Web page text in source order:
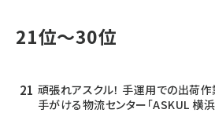
21位～30位
頑張れアスクル！ 手運用での出荷
手がける物流センター「ASKUL 横浜